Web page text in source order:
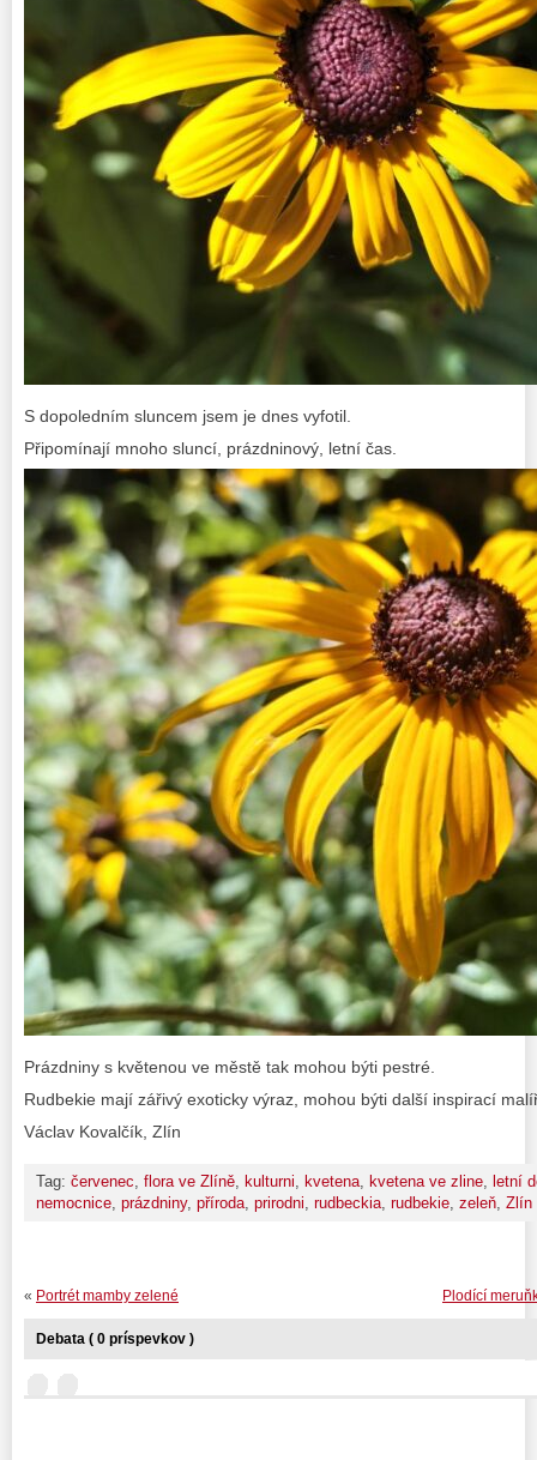
S dopoledním sluncem jsem je dnes vyfotil.
Připomínají mnoho sluncí, prázdninový, letní čas.
Prázdniny s květenou ve městě tak mohou býti pestré.
Rudbekie mají zářivý exoticky výraz, mohou býti další inspirací
Václav Kovalčík, Zlín
Tag: červenec, flora ve Zlíně, kulturni, kvetena, kvetena ve zline, letní
nemocnice, prázdniny, příroda, prirodni, rudbeckia, rudbekie, zeleň, Zlín
Plodící
« Portrét mamby zelené
Debata ( 0 príspevkov )